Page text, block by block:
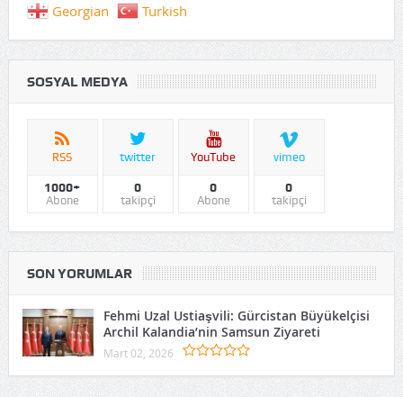
Georgian Turkish
SOSYAL MEDYA
RSS
1000+
Abone
twitter
0
takipçi
YouTube
0
Abone
vimeo
0
takipçi
SON YORUMLAR
Fehmi Uzal Ustiaşvili: Gürcistan Büyükelçisi
Archil Kalandia’nin Samsun Ziyareti
Mart 02, 2026